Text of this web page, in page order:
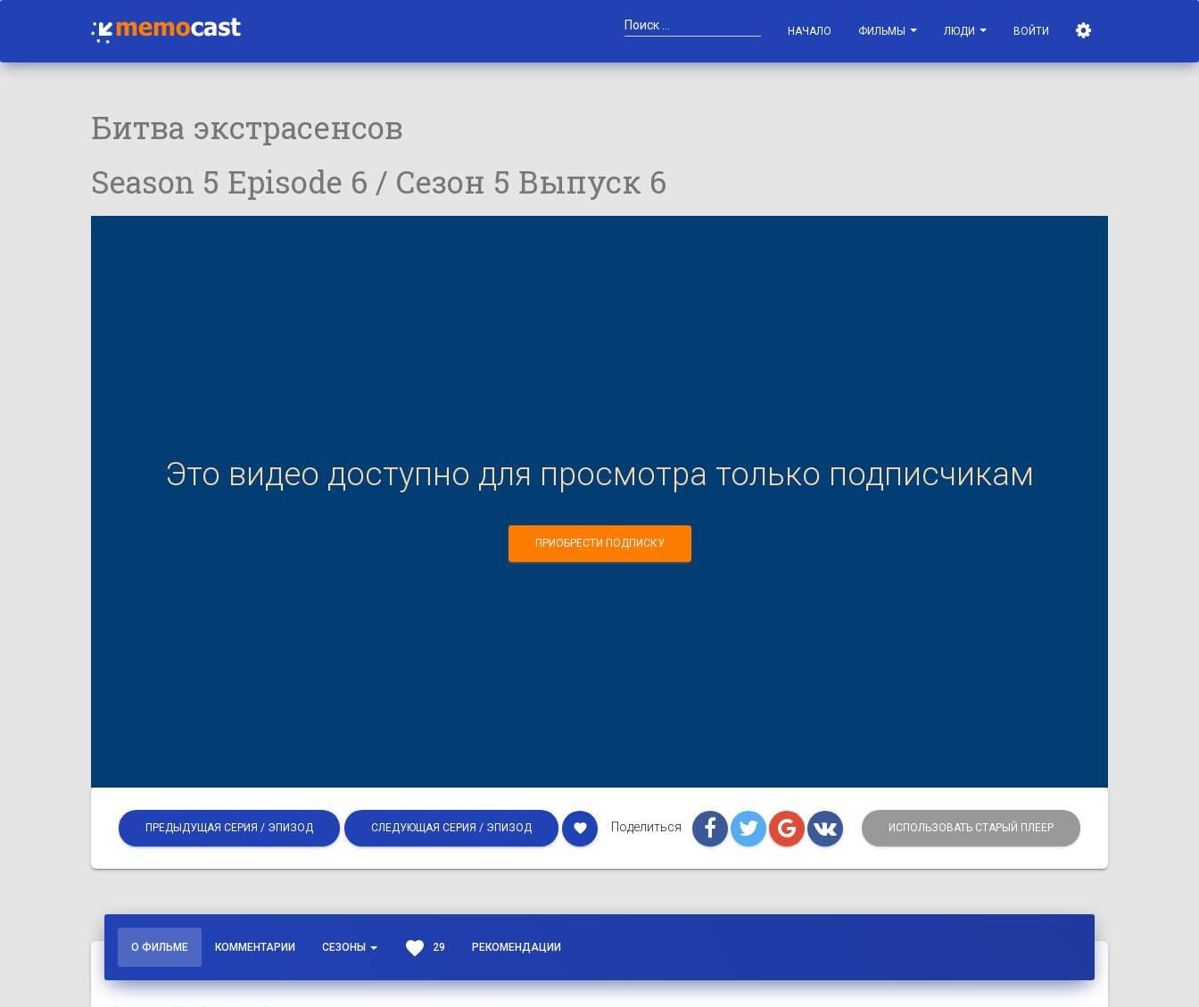
НАЧАЛО ФИЛЬМЫ ЛЮДИ ВОЙТИ
Битва экстрасенсов
Season 5 Episode 6 / Сезон 5 Выпуск 6
Это видео доступно для просмотра только подписчикам
ПРИОБРЕСТИ ПОДПИСКУ
ПРЕДЫДУЩАЯ СЕРИЯ / ЭПИЗОД СЛЕДУЮЩАЯ СЕРИЯ / ЭПИЗОД favorite Поделиться ИСПОЛЬЗОВАТЬ СТАРЫЙ ПЛЕЕР
О ФИЛЬМЕ КОММЕНТАРИИ СЕЗОНЫ favorite 29 РЕКОМЕНДАЦИИ